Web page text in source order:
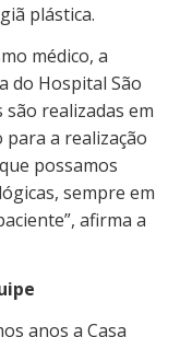
plástica.
médico, a
do Hospital São
são realizadas em
a realização
possamos
sempre em
afirma a
anos a Casa